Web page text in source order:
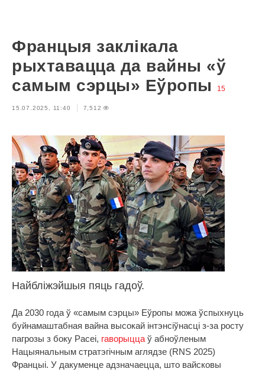
Францыя заклікала
рыхтавацца да вайны «ў
самым сэрцы» Еўропы
15
15.07.2025, 11:40 7,512
Найбліжэйшыя пяць гадоў.
Да 2030 года ў «самым сэрцы» Еўропы можа ўспыхнуць
буйнамаштабная вайна высокай інтэнсіўнасці з-за росту
пагрозы з боку Расеі, гаворыцца ў абноўленым
Нацыянальным стратэгічным аглядзе (RNS 2025)
Францыі. У дакуменце адзначаецца, што вайсковы